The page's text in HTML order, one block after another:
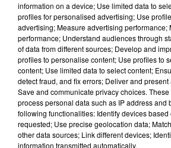
fil actus
4 juillet 2022
Radio Star Live avec Dadju
27 juin 2022
Marseille : une application
relation extras et...
27 juin 2022
information on a device; Use limited data to
profiles for personalised advertising; Use
advertising; Measure advertising performance;
performance; Understand audiences through
of data from different sources; Develop and
profiles to personalise content; Use profiles to
content; Use limited data to select content;
detect fraud, and fix errors; Deliver and
Save and communicate privacy choices.
process personal data such as IP address and
following functionalities: Identify devices
requested; Use precise geolocation data;
other data sources; Link different devices;
information transmitted automatically.